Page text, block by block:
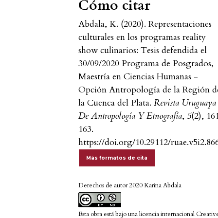
Cómo citar
Abdala, K. (2020). Representaciones
culturales en los programas reality
show culinarios: Tesis defendida el
30/09/2020 Programa de Posgrados,
Maestría en Ciencias Humanas -
Opción Antropología de la Región
la Cuenca del Plata.Revista Uruguaya
De Antropología Y Etnografía, 5(2),
163.
https://doi.org/10.29112/
Más formatos de cita
Derechos de autor 2020 Karina Abdala
Esta obra está bajo una licencia internacional